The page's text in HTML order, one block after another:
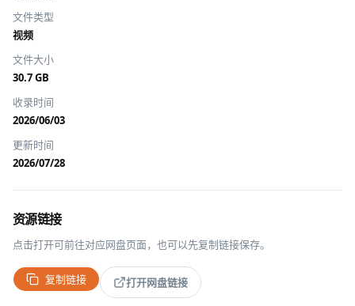
文件类型
视频
文件大小
30.7 GB
收录时间
2026/06/03
更新时间
2026/07/28
资源链接
点击打开可前往对应网盘页面，也可以先复制链接保存。
复制链接 打开网盘链接